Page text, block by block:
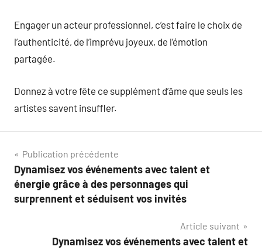
Engager un acteur professionnel, c’est faire le choix de
l’authenticité, de l’imprévu joyeux, de l’émotion
partagée.
Donnez à votre fête ce supplément d’âme que seuls les
artistes savent insuffler.
Navigation
de
l’article
Publication précédente
Dynamisez vos événements avec talent et
énergie grâce à des personnages qui
surprennent et séduisent vos invités
Article suivant
Dynamisez vos événements avec talent et